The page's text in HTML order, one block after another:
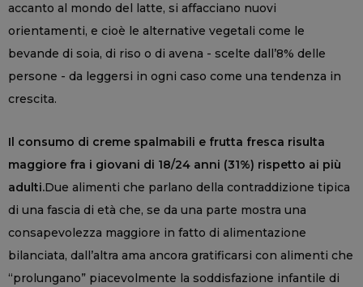
accanto al mondo del latte, si affacciano nuovi
orientamenti, e cioè le alternative vegetali come le
bevande di soia, di riso o di avena - scelte dall’8% delle
persone - da leggersi in ogni caso come una tendenza in
crescita.
Il consumo di creme spalmabili e frutta fresca risulta
maggiore fra i giovani di 18/24 anni (31%) rispetto ai più
adulti.Due alimenti che parlano della contraddizione tipica
di una fascia di età che, se da una parte mostra una
consapevolezza maggiore in fatto di alimentazione
bilanciata, dall’altra ama ancora gratificarsi con alimenti che
“prolungano” piacevolmente la soddisfazione infantile di